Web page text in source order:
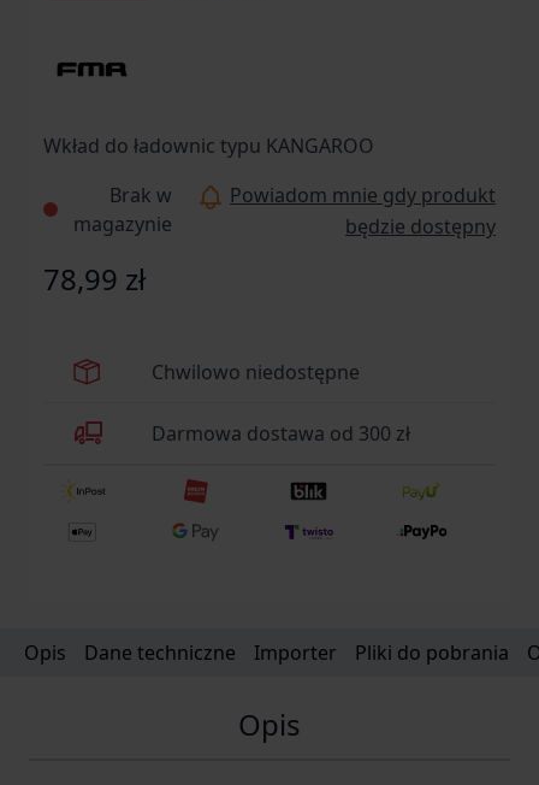
Wkład do ładownic typu KANGAROO
Brak w
magazynie
Powiadom mnie gdy produkt
będzie dostępny
78,99 zł
Chwilowo niedostępne
Darmowa dostawa od 300 zł
Opis Dane techniczne Importer Pliki do pobrania
Opis